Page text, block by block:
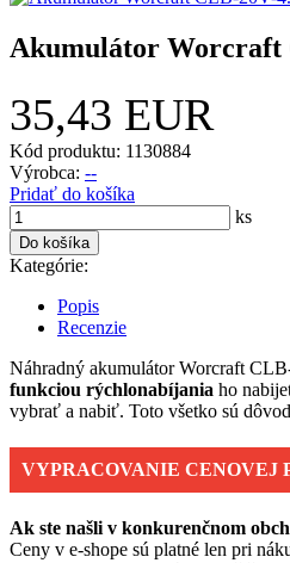
Akumulátor Worcraft
35,43 EUR
Kód produktu: 1130884
Výrobca: --
Pridať do košíka
ks
Do košíka
Kategórie:
Popis
Recenzie
Náhradný akumulátor Worcraft
funkciou rýchlonabíjania ho
vybrať a nabiť. Toto všetko sú
VYPRACOVANIE CENOVEJ
Ak ste našli v konkurenčnom
Ceny v e-shope sú platné len pri